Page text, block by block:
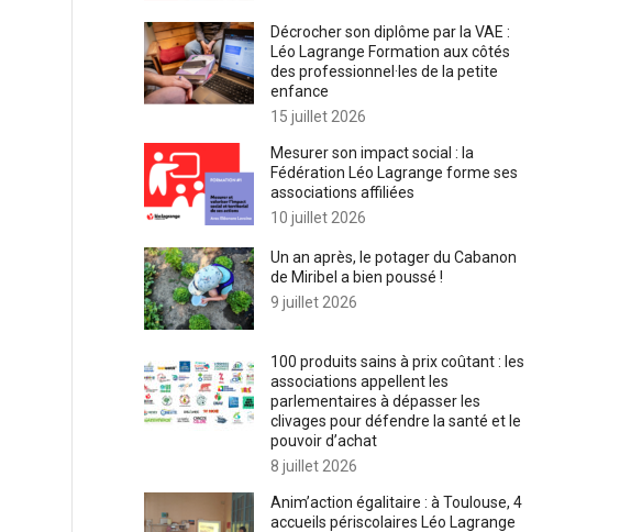
Décrocher son diplôme par la VAE :
Léo Lagrange Formation aux côtés
des professionnel·les de la petite
enfance
15 juillet 2026
Mesurer son impact social : la
Fédération Léo Lagrange forme ses
associations affiliées
10 juillet 2026
Un an après, le potager du Cabanon
de Miribel a bien poussé !
9 juillet 2026
100 produits sains à prix coûtant : les
associations appellent les
parlementaires à dépasser les
clivages pour défendre la santé et le
pouvoir d’achat
8 juillet 2026
Anim’action égalitaire : à Toulouse, 4
accueils périscolaires Léo Lagrange